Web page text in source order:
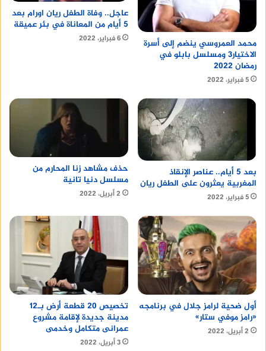
محمد العمروسي ينضم إلى أسرة
الاختيار3 ومسلسل بابلو في
رمضان 2022
5 فبراير، 2022
عاجل.. وفاة الطفل ريان اورام بعد
5 أيام من المعاناة في بئر عميقة
6 فبراير، 2022
بعد 5 أيام.. عناصر الإنقاذ
المغربية يعثرون على الطفل ريان
5 فبراير، 2022
حذف مشاهد زنا المحارم من
مسلسل دنيا تانية
2 أبريل، 2022
أول ضحية لرامز جلال في برنامجه
«رامز موفي ستار»
2 أبريل، 2022
تخصيص 20 قطعة أرض بـ12
مدينة جديدة لإقامة مشروع
عمرانى متكامل وخدمى
3 أبريل، 2022